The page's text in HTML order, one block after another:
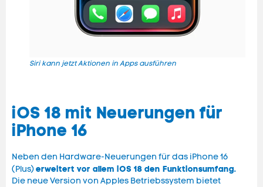
Siri kann jetzt Aktionen in Apps ausführen
iOS 18 mit Neuerungen für
iPhone 16
Neben den Hardware-Neuerungen für das iPhone 16
(Plus)erweitert vor allem iOS 18 den Funktionsumfang.
Die neue Version von Apples Betriebssystem bietet